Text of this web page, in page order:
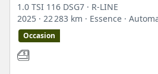
1.0 TSI 116 DSG7 · R-LINE
2025 · 22 283 km · Essence ·
Occasion